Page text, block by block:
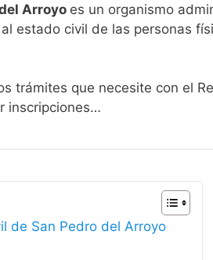
Arroyo es un organismo
estado civil de las personas
trámites que necesite con el
inscripciones…
de San Pedro del Arroyo